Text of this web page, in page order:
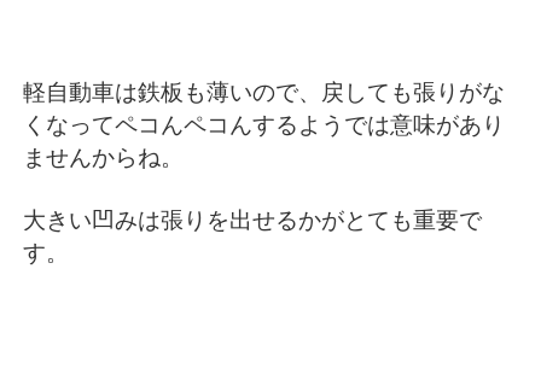
軽自動車は鉄板も薄いので、戻しても張りがな
くなってペコんペコんするようでは意味があり
ませんからね。
大きい凹みは張りを出せるかがとても重要で
す。